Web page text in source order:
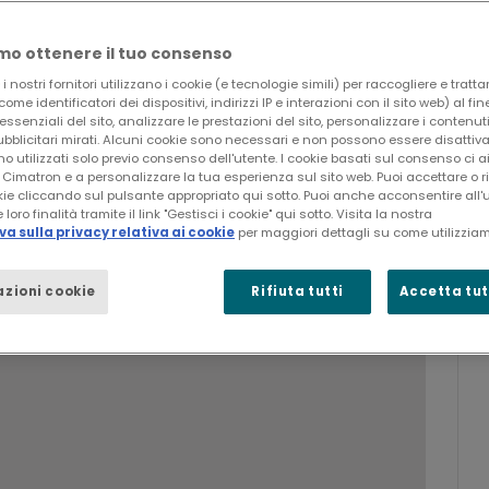
CAM altamente automatizzate e
il posizionamento
di stampi di alta qualità
ottenere il tuo consenso
i nostri fornitori utilizzano i cookie (e tecnologie simili) per raccogliere e
identificatori dei dispositivi, indirizzi IP e interazioni con il sito web) al
del sito, analizzare le prestazioni del sito, personalizzare i
mirati. Alcuni cookie sono necessari e non possono essere
utilizzati solo previo consenso dell'utente. I cookie basati sul consenso ci
e a personalizzare la tua esperienza sul sito web. Puoi accettare o
cliccando sul pulsante appropriato qui sotto. Puoi anche acconsentire
loro finalità tramite il link "Gestisci i cookie" qui sotto. Visita la nostra
sulla privacy relativa ai cookie per maggiori dettagli su come
cookie Rifiuta tutti Accetta